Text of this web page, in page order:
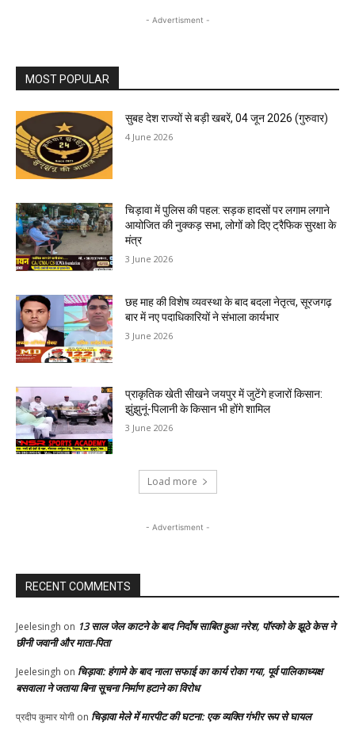
- Advertisment -
MOST POPULAR
सुबह देश राज्यों से बड़ी खबरें, 04 जून 2026 (गुरुवार)
4 June 2026
चिड़ावा में पुलिस की पहल: सड़क हादसों पर लगाम लगाने
आयोजित की नुक्कड़ सभा, लोगों को दिए ट्रैफिक सुरक्षा के
मंत्र
3 June 2026
छह माह की विशेष व्यवस्था के बाद बदला नेतृत्व, सूरजगढ़
बार में नए पदाधिकारियों ने संभाला कार्यभार
3 June 2026
प्राकृतिक खेती सीखने जयपुर में जुटेंगे हजारों किसान:
झुंझुनूं-पिलानी के किसान भी होंगे शामिल
3 June 2026
Load more
- Advertisment -
RECENT COMMENTS
Jeelesingh on 13 साल जेल काटने के बाद निर्दोष साबित हुआ नरेश, पॉस्को के झूठे केस ने
छीनी जवानी और माता-पिता
Jeelesingh on चिड़ावा: हंगामे के बाद नाला सफाई का कार्य रोका गया, पूर्व पालिकाध्यक्ष
बसवाला ने जताया बिना सूचना निर्माण हटाने का विरोध
प्रदीप कुमार योगी on चिड़ावा मेले में मारपीट की घटना: एक व्यक्ति गंभीर रूप से घायल